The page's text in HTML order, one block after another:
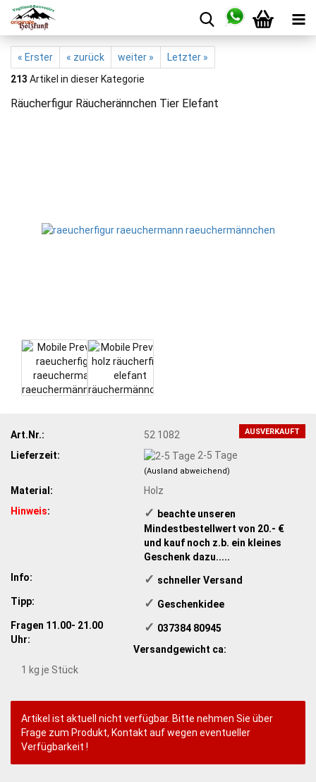
« Erster « zurück weiter »
Letzter »
213 Artikel in dieser Kategorie
Räucherfigur Räucherännchen Tier Elefant
AUSVERKAUFT
Art.Nr.:
52 1082
Lieferzeit:
2-5 Tage
(Ausland abweichend)
Material:
Holz
Hinweis: ✓ ​ beachte unseren
Mindestbestellwert von 20.- €
und kauf noch z.b. ein kleines
Geschenk dazu.....
Info:
✓ ​schneller Versand
Tipp:
✓ ​Geschenkidee
Fragen 11.00- 21.00
Uhr:
✓ ​ 037384 80945
Versandgewicht ca:
1 kg je Stück
Artikel ist aktuell nicht verfügbar. Bitte nehmen Sie über
Frage zum Produkt, Kontakt auf wegen eventueller
Verfügbarkeit !